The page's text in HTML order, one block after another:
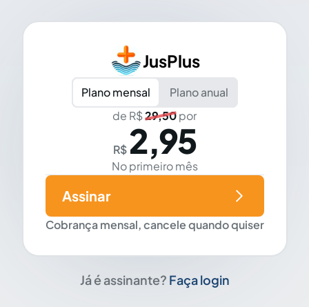
JusPlus
Plano mensal
Plano anual
de R$29,50por
R$ 2,95
No primeiro mês
Cobrança mensal, cancele quando quiser
Assinar
Já é assinante? Faça login